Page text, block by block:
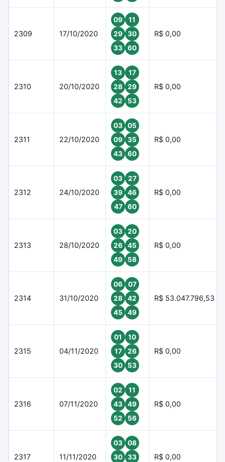
2309 17/10/2020
09
11
29
30
33
60
R$ 0,00
2310 20/10/2020
13
17
28
29
42
53
R$ 0,00
2311 22/10/2020
03
05
09
35
43
60
R$ 0,00
2312 24/10/2020
03
27
39
46
47
60
R$ 0,00
2313 28/10/2020
03
20
26
45
49
58
R$ 0,00
2314 31/10/2020
06
07
28
42
45
49
R$ 53.047.796,53
2315 04/11/2020
01
10
17
26
30
53
R$ 0,00
2316 07/11/2020
02
11
43
49
52
56
R$ 0,00
2317 11/11/2020
03
08
30
33
R$ 0,00